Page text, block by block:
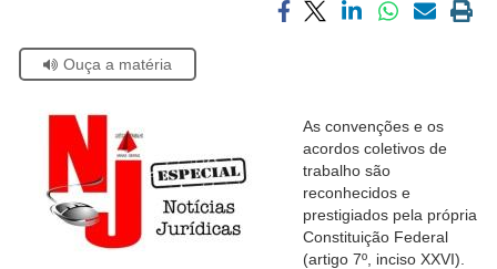
Contato
Se
estiver
leitor
ignore
Ouça a matéria
As convenções e os
acordos coletivos de
trabalho são
reconhecidos e
prestigiados pela própria
Constituição Federal
(artigo 7º, inciso XXVI).